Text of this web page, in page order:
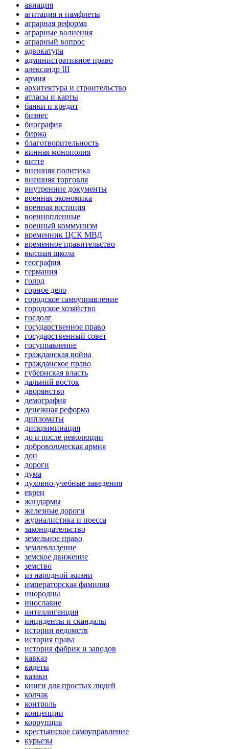
авиация
агитация и памфлеты
аграрная реформа
аграрные волнения
аграрный вопрос
адвокатура
административное право
александр III
армия
архитектура и строительство
атласы и карты
банки и кредит
бизнес
биография
биржа
благотворительность
винная монополия
витте
внешняя политика
внешняя торговля
внутренние документы
военная экономика
военная юстиция
военнопленные
военный коммунизм
временник ЦСК МВД
временное правительство
высшая школа
география
германия
голод
горное дело
городское самоуправление
городское хозяйство
госдолг
государственное право
государственный совет
госуправление
гражданская война
гражданское право
губернская власть
дальний восток
дворянство
демография
денежная реформа
дипломаты
дискриминация
до и после революции
добровольческая армия
дон
дороги
дума
духовно-учебные заведения
евреи
жандармы
железные дороги
журналистика и пресса
законодательство
земельное право
землевладение
земское движение
земство
из народной жизни
императорская фамилия
инородцы
инославие
интеллигенция
инциденты и скандалы
истории ведомств
история права
история фабрик и заводов
кавказ
кадеты
казаки
книги для простых людей
колчак
контроль
концепции
коррупция
крестьянское самоуправление
курьезы